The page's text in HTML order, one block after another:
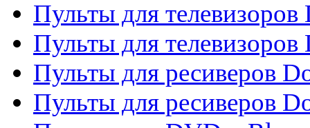
Пульты для телевизоров
Пульты для
Пульты для ресиверов
Пульты для ресиверов